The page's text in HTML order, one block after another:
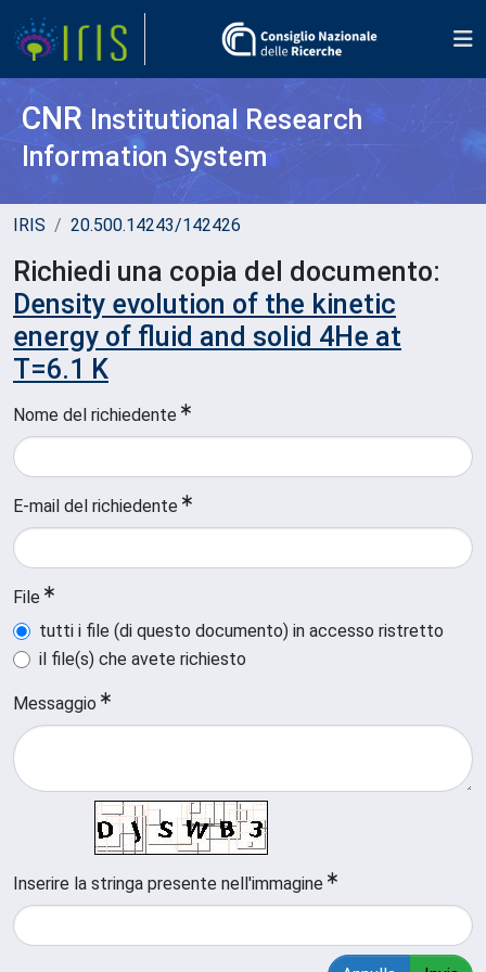
CNR Institutional Research
Information System
IRIS 20.500.14243/142426
Richiedi una copia del documento:
Density evolution of the kinetic
energy of fluid and solid 4He at
T=6.1 K
Nome del richiedente
E-mail del richiedente
File
tutti i file (di questo documento) in accesso ristretto
il file(s) che avete richiesto
Messaggio
Inserire la stringa presente nell'immagine